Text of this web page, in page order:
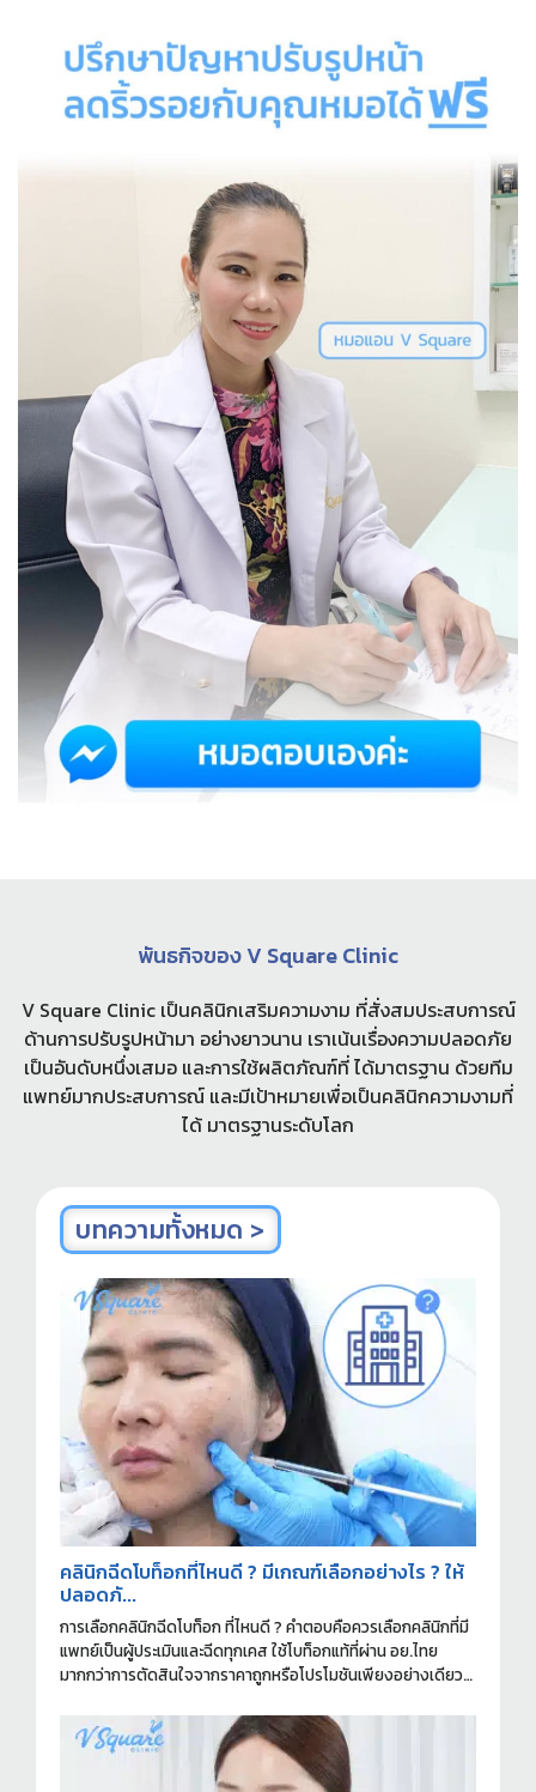
พันธกิจของ V Square Clinic
V Square Clinic เป็นคลินิกเสริมความงาม ที่สั่งสมประสบการณ์
ด้านการปรับรูปหน้ามา อย่างยาวนาน เราเน้นเรื่องความปลอดภัย
เป็นอันดับหนึ่งเสมอ และการใช้ผลิตภัณฑ์ที่ ได้มาตรฐาน ด้วยทีม
แพทย์มากประสบการณ์ และมีเป้าหมายเพื่อเป็นคลินิกความงามที่
ได้ มาตรฐานระดับโลก
บทความทั้งหมด >
คลินิกฉีดโบท็อกที่ไหนดี ? มีเกณฑ์เลือกอย่างไร ? ให้
ปลอดภั...
การเลือกคลินิกฉีดโบท็อก ที่ไหนดี ? คำตอบคือควรเลือกคลินิกที่มี
แพทย์เป็นผู้ประเมินและฉีดทุกเคส ใช้โบท็อกแท้ที่ผ่าน อย.ไทย
มากกว่าการตัดสินใจจากราคาถูกหรือโปรโมชันเพียงอย่างเดียว